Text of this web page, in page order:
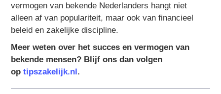
vermogen van bekende Nederlanders hangt niet
alleen af van populariteit, maar ook van financieel
beleid en zakelijke discipline.
Meer weten over het succes en vermogen van
bekende mensen? Blijf ons dan volgen
optipszakelijk.nl.